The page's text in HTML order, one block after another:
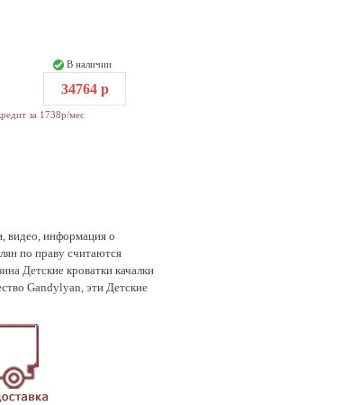
В наличии
34764 р
за 1738р/мес
видео, информация о
по праву считаются
Детские кроватки качалки
Gandylyan, эти Детские